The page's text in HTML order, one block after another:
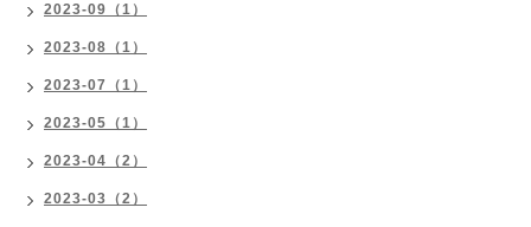
2023-09（1）
2023-08（1）
2023-07（1）
2023-05（1）
2023-04（2）
2023-03（2）